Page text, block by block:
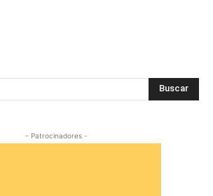
Buscar
- Patrocinadores -